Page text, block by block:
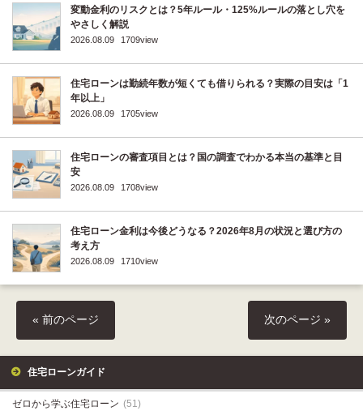
変動金利のリスクとは？5年ルール・125%ルールの落とし穴を
やさしく解説
2026.08.09 1709view
住宅ローンは勤続年数が短くても借りられる？実際の目安は「1
年以上」
2026.08.09 1705view
住宅ローンの審査項目とは？国の調査でわかる本当の基準と目
安
2026.08.09 1708view
住宅ローン金利は今後どうなる？2026年8月の状況と選び方の
考え方
2026.08.09 1710view
« 前のページ 次のページ »
住宅ローンガイド
ゼロから学ぶ住宅ローン (51)